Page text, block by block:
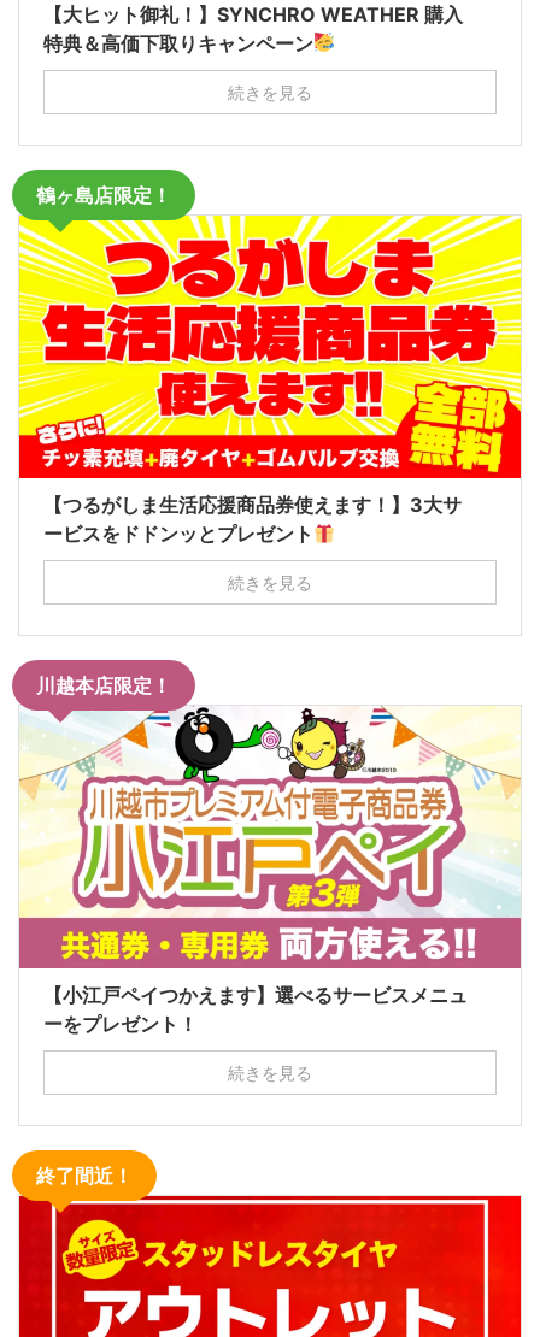
【大ヒット御礼！】SYNCHRO WEATHER 購入
特典＆高価下取りキャンペーン
続きを見る
鶴ヶ島店限定！
【つるがしま生活応援商品券使えます！】3大サ
ービスをドドンッとプレゼント
続きを見る
川越本店限定！
【小江戸ペイつかえます】選べるサービスメニュ
ーをプレゼント！
続きを見る
終了間近！